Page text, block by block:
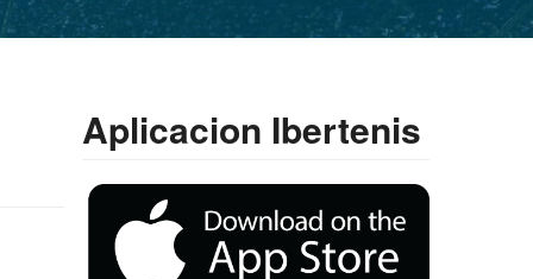
Aplicacion Ibertenis